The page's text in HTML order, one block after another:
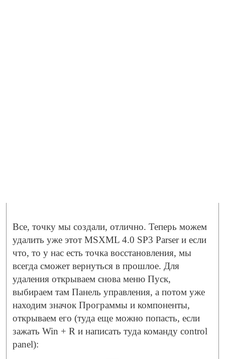
Все, точку мы создали, отлично. Теперь можем
удалить уже этот MSXML 4.0 SP3 Parser и если
что, то у нас есть точка восстановления, мы
всегда сможет вернуться в прошлое. Для
удаления открываем снова меню Пуск,
выбираем там Панель управления, а потом уже
находим значок Программы и компоненты,
открываем его (туда еще можно попасть, если
зажать Win + R и написать туда команду control
panel):